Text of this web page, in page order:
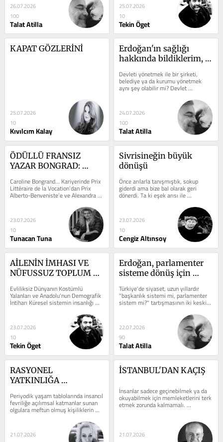
26.07.2026
100
Talat Atilla
25.07.2026
10
Tekin Öget
KAPAT GÖZLERİNİ
25.07.2026
10
Kıvılcım Kalay
Erdoğan'ın sağlığı
hakkında bildiklerim,
Gül'ün Erdoğan'a
gönderdiği mesaj!
Devleti yönetmek ile bir şirketi,
belediye ya da kurumu yönetmek
aynı şey olabilir mi? Devlet
yönetmek, bazen milyonlarca insanın
24.07.2026
100
Talat Atilla
ÖDÜLLÜ FRANSIZ
YAZAR BONGRAD:
TÜRKÜM!”
Caroline Bongrand… Kariyerinde Prix
Littéraire de la Vocation’dan Prix
Alberto-Benveniste’e ve Alexandra
23.07.2026
10
Tunacan Tuna
Sivrisineğin büyük
dönüşü
Önce arılarla tanışmıştık, sokup
giderdi ama bize bal olarak geri
dönerdi. Ta ki eşek arısı ile
tanışıncaya kadar, hem bal vermezdi
23.07.2026
10
Cengiz Altınsoy
AİLENİN İMHASI VE
NÜFUSSUZ TOPLUM
Evliliksiz Dünyanın Kostümlü
Yalanları ve Anadolu'nun Demografik
İntiharı Küresel sistemin insanlığı
23.07.2026
10
Tekin Öget
Erdoğan, parlamenter
sisteme dönüş için
Neden mutlu değiliz?
Cehape!
Türkiye'de siyaset, uzun yıllardır
"başkanlık sistemi mi, parlamenter
sistem mi?" tartışmasının iki keskin
kutbu arasında sıkışıp kaldı. Aldığım
22.07.2026
90
Talat Atilla
RASYONEL
YATKINLIĞA
Periyodik yaşam tablolarında insancıl
fevriliğe açılımsal katmanlar sunan
olgulara meftun olmuş kişiliklerin
spesifik nezaketi öngörüldüğünde, ...
21.07.2026
İSTANBUL'DAN KAÇIŞ
İnsanlar sadece geçinebilmek ya da
okuyabilmek için memleketlerini terk
etmek zorunda kalmamalı.
21.07.2026